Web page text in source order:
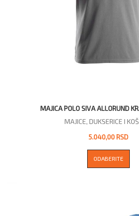
MAJICA POLO SIVA ALLORUND
MAJICE, DUKSERICE I
5.040,00 RSD
ODABERITE